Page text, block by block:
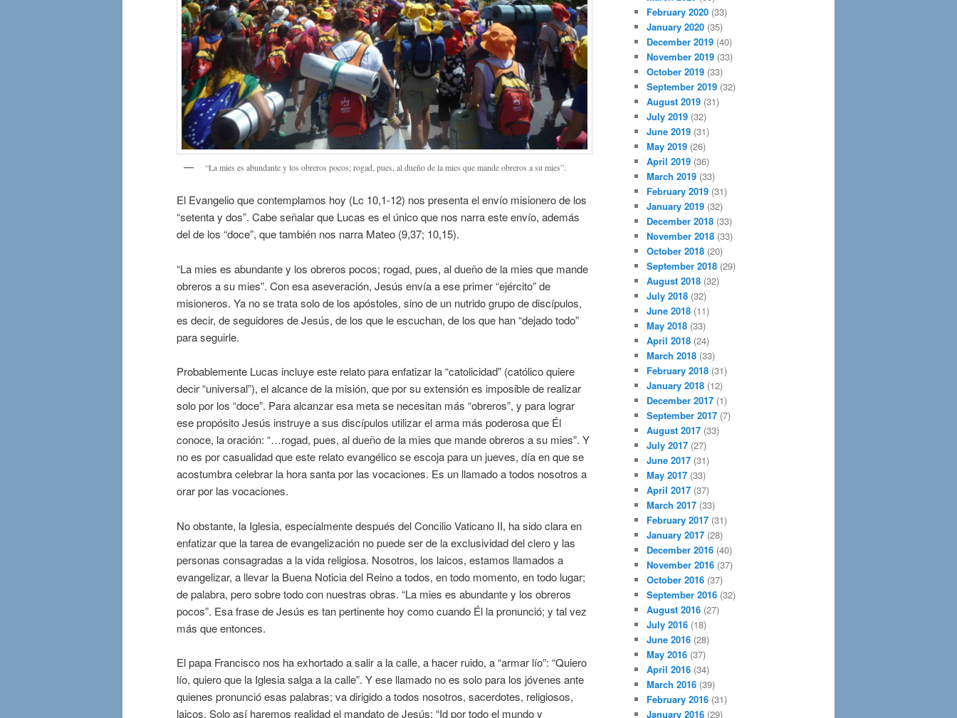
“La mies es abundante y los obreros pocos; rogad, pues, al dueño de la mies que mande obreros a su mies”.
El Evangelio que contemplamos hoy (Lc 10,1-12) nos presenta el envío misionero de los
“setenta y dos”. Cabe señalar que Lucas es el único que nos narra este envío, además
del de los “doce”, que también nos narra Mateo (9,37; 10,15).
“La mies es abundante y los obreros pocos; rogad, pues, al dueño de la mies que mande
obreros a su mies”. Con esa aseveración, Jesús envía a ese primer “ejército” de
misioneros. Ya no se trata solo de los apóstoles, sino de un nutrido grupo de discípulos,
es decir, de seguidores de Jesús, de los que le escuchan, de los que han “dejado todo”
para seguirle.
Probablemente Lucas incluye este relato para enfatizar la “catolicidad” (católico quiere
decir “universal”), el alcance de la misión, que por su extensión es imposible de realizar
solo por los “doce”. Para alcanzar esa meta se necesitan más “obreros”, y para lograr
ese propósito Jesús instruye a sus discípulos utilizar el arma más poderosa que Él
conoce, la oración: “…rogad, pues, al dueño de la mies que mande obreros a su mies”. Y
no es por casualidad que este relato evangélico se escoja para un jueves, día en que se
acostumbra celebrar la hora santa por las vocaciones. Es un llamado a todos nosotros a
orar por las vocaciones.
No obstante, la Iglesia, especialmente después del Concilio Vaticano II, ha sido clara en
enfatizar que la tarea de evangelización no puede ser de la exclusividad del clero y las
personas consagradas a la vida religiosa. Nosotros, los laicos, estamos llamados a
evangelizar, a llevar la Buena Noticia del Reino a todos, en todo momento, en todo lugar;
de palabra, pero sobre todo con nuestras obras. “La mies es abundante y los obreros
pocos”. Esa frase de Jesús es tan pertinente hoy como cuando Él la pronunció; y tal vez
más que entonces.
El papa Francisco nos ha exhortado a salir a la calle, a hacer ruido, a “armar lío”: “Quiero
lío, quiero que la Iglesia salga a la calle”. Y ese llamado no es solo para los jóvenes ante
quienes pronunció esas palabras; va dirigido a todos nosotros, sacerdotes, religiosos,
laicos. Solo así haremos realidad el mandato de Jesús: “Id por todo el mundo y
February 2020 (33)
January 2020 (35)
December 2019 (40)
November 2019 (33)
October 2019 (33)
September 2019 (32)
August 2019 (31)
July 2019 (32)
June 2019 (31)
May 2019 (26)
April 2019 (36)
March 2019 (33)
February 2019 (31)
January 2019 (32)
December 2018 (33)
November 2018 (33)
October 2018 (20)
September 2018 (29)
August 2018 (32)
July 2018 (32)
June 2018 (11)
May 2018 (33)
April 2018 (24)
March 2018 (33)
February 2018 (31)
January 2018 (12)
December 2017 (1)
September 2017 (7)
August 2017 (33)
July 2017 (27)
June 2017 (31)
May 2017 (33)
April 2017 (37)
March 2017 (33)
February 2017 (31)
January 2017 (28)
December 2016 (40)
November 2016 (37)
October 2016 (37)
September 2016 (32)
August 2016 (27)
July 2016 (18)
June 2016 (28)
May 2016 (37)
April 2016 (34)
March 2016 (39)
February 2016 (31)
January 2016 (29)